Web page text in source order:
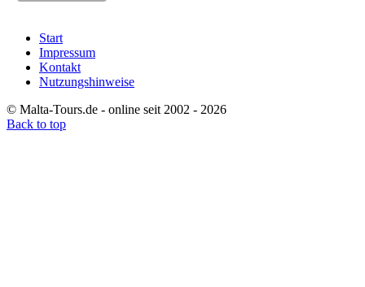
Start
Impressum
Kontakt
Nutzungshinweise
© Malta-Tours.de - online seit 2002 - 2026
Back to top